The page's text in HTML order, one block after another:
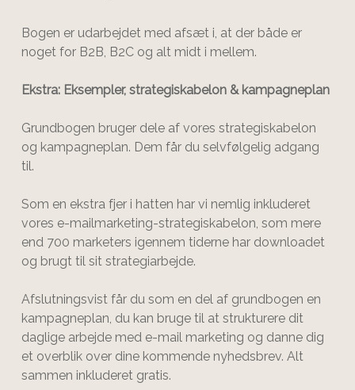
Bogen er udarbejdet med afsæt i, at der både er
noget for B2B, B2C og alt midt i mellem.
Ekstra: Eksempler, strategiskabelon & kampagneplan
Grundbogen bruger dele af vores strategiskabelon
og kampagneplan. Dem får du selvfølgelig adgang
til.
Som en ekstra fjer i hatten har vi nemlig inkluderet
vores e-mailmarketing-strategiskabelon, som mere
end 700 marketers igennem tiderne har downloadet
og brugt til sit strategiarbejde.
Afslutningsvist får du som en del af grundbogen en
kampagneplan, du kan bruge til at strukturere dit
daglige arbejde med e-mail marketing og danne dig
et overblik over dine kommende nyhedsbrev. Alt
sammen inkluderet gratis.